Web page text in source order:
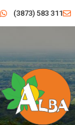
(3873) 583 311